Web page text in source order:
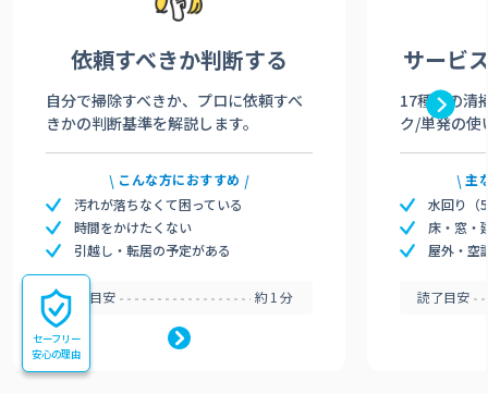
依頼すべきか判断する
自分で掃除すべきか、プロに依頼すべ
きかの判断基準を解説します。
こんな方におすすめ
汚れが落ちなくて困っている
時間をかけたくない
引越し・転居の予定がある
読了目安 約1分
サービ
17種類の清
ク/単発の使
主
水回り（
床・窓・
屋外・空
読了目安
セーフリー
安心の理由